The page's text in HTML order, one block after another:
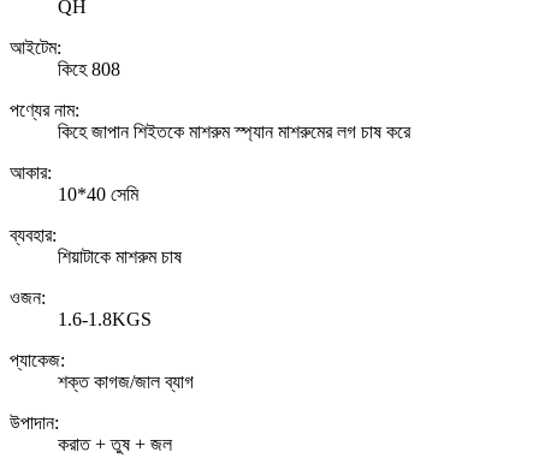
QH
আইটেম:
কিহে 808
পণ্যের নাম:
কিহে জাপান শিইতকে মাশরুম স্প্যান মাশরুমের লগ চাষ করে
আকার:
10*40 সেমি
ব্যবহার:
শিয়াটাকে মাশরুম চাষ
ওজন:
1.6-1.8KGS
প্যাকেজ:
শক্ত কাগজ/জাল ব্যাগ
উপাদান:
করাত + তুষ + জল